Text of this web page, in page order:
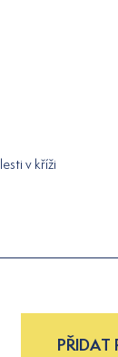
v kříži
PŘIDAT